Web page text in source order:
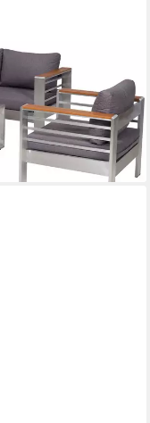
2 Sessl, 1 Bank, 10